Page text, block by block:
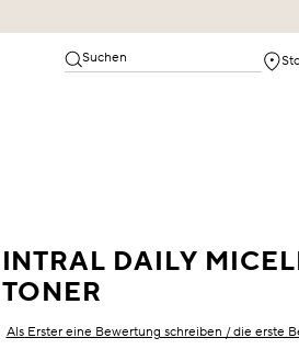
Suchen
INTRAL DAILY
TONER
Als Erster eine Bewertung schreiben / die erste